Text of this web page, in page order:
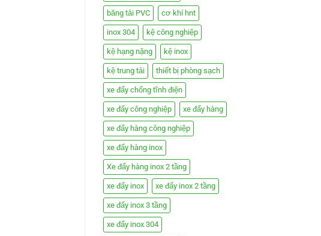
băng tải PVC cơ khí hnt
inox 304 kệ công nghiệp
kệ hạng nặng kệ inox
kệ trung tải thiết bị phòng sạch
xe đẩy chống tĩnh điện
xe đẩy công nghiệp xe đẩy hàng
xe đẩy hàng công nghiệp
xe đẩy hàng inox
Xe đẩy hàng inox 2 tầng
xe đẩy inox xe đẩy inox 2 tầng
xe đẩy inox 3 tầng
xe đẩy inox 304